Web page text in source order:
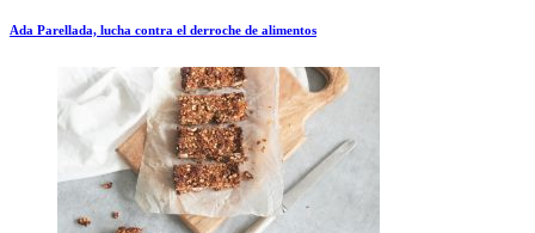
Ada Parellada, lucha contra el derroche de alimentos